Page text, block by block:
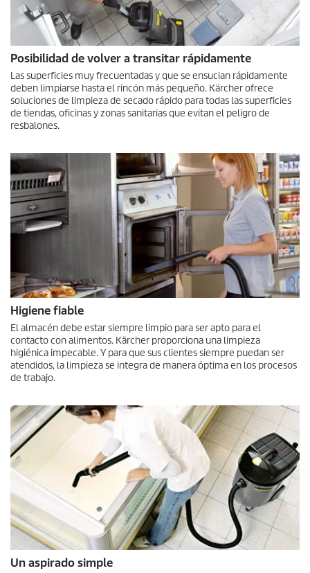
Posibilidad de volver a transitar rápidamente
Las superficies muy frecuentadas y que se ensucian rápidamente
deben limpiarse hasta el rincón más pequeño. Kärcher ofrece
soluciones de limpieza de secado rápido para todas las superficies
de tiendas, oficinas y zonas sanitarias que evitan el peligro de
resbalones.
Higiene fiable
El almacén debe estar siempre limpio para ser apto para el
contacto con alimentos. Kärcher proporciona una limpieza
higiénica impecable. Y para que sus clientes siempre puedan ser
atendidos, la limpieza se integra de manera óptima en los procesos
de trabajo.
Un aspirado simple